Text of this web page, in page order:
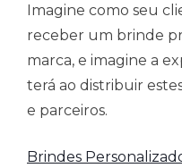
Imagine como seu
receber um brinde
marca, e imagine a
terá ao distribuir
e parceiros.
Brindes